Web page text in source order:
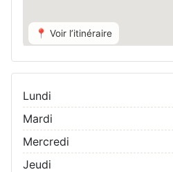
📍 Voir l’itinéraire
Lundi
Mardi
Mercredi
Jeudi